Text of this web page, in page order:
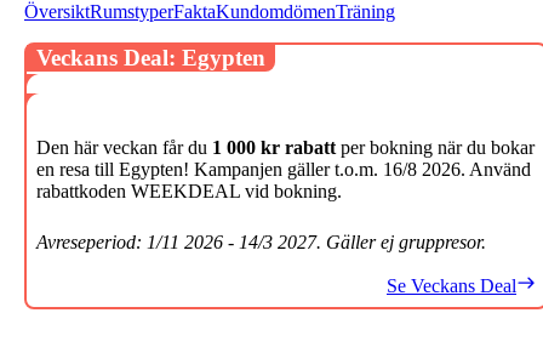
ÖversiktRumstyperFaktaKundomdömenTräning
Veckans Deal: Egypten
Den här veckan får du 1 000 kr rabatt per bokning när du bokar
en resa till Egypten! Kampanjen gäller t.o.m. 16/8 2026. Använd
rabattkoden WEEKDEAL vid bokning.
Avreseperiod: 1/11 2026 - 14/3 2027. Gäller ej gruppresor.
Se Veckans Deal